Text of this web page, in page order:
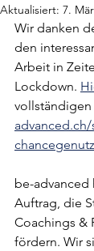
Aktualisiert: 7.
Wir danken
den
Arbeit in
Lockdown.
vollständigen
be-advanced
Auftrag, die
Coachings &
fördern. Wir